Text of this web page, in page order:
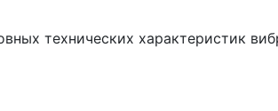
технических характеристик